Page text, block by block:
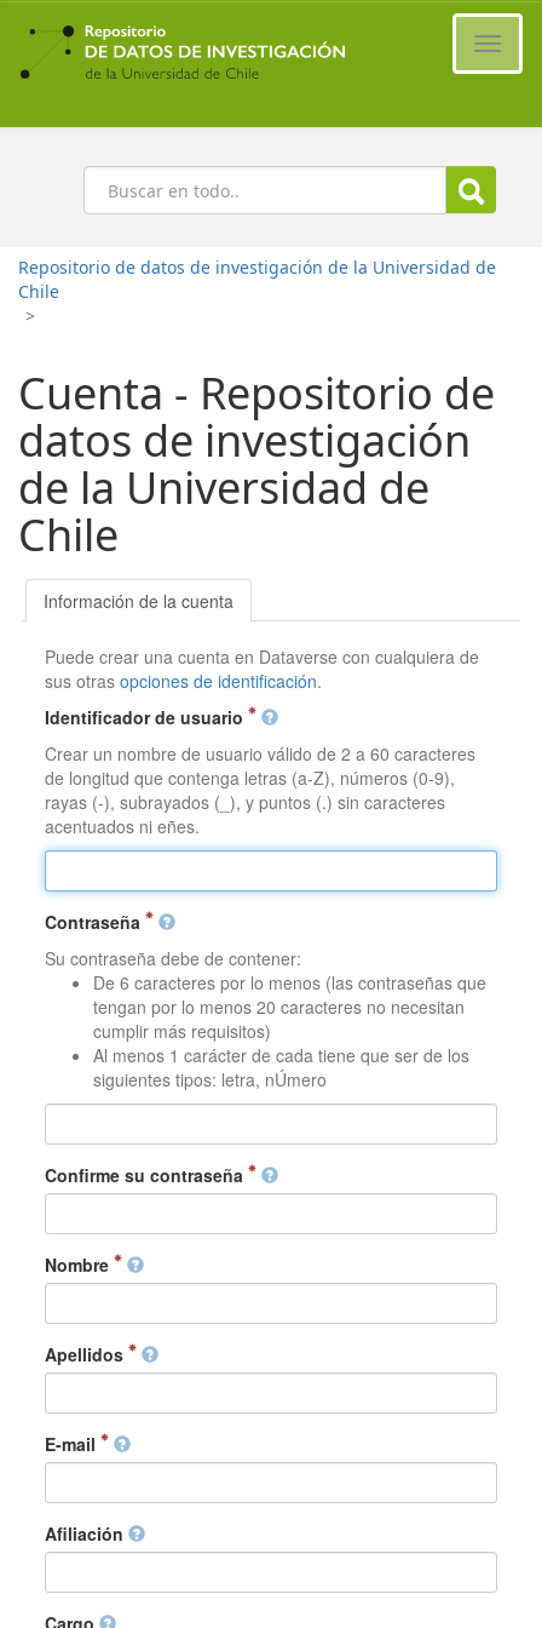
Ir
contenido
principal
Buscar
Repositorio de datos de investigación de la Universidad de
Chile
>
Cuenta - Repositorio de
datos de investigación
de la Universidad de
Chile
Información de la cuenta
Puede crear una cuenta en Dataverse con cualquiera de
sus otrasopciones de identificación.
Identificador de usuario
Crear un nombre de usuario válido de 2 a 60 caracteres
de longitud que contenga letras (a-Z), números (0-9),
rayas (-), subrayados (_), y puntos (.) sin caracteres
acentuados ni eñes.
Contraseña
Su contraseña debe de contener:
De 6 caracteres por lo menos (las contraseñas que
tengan por lo menos 20 caracteres no necesitan
cumplir más requisitos)
Al menos 1 carácter de cada tiene que ser de los
siguientes tipos: letra, nÚmero
Confirme su contraseña
Nombre
Apellidos
E-mail
Afiliación
Cargo